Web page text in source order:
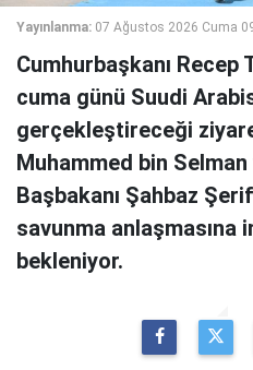
Yayınlanma: 07 Ağustos 2026 Cuma
Cumhurbaşkanı Recep
cuma günü Suudi
gerçekleştireceği
Muhammed bin
Başbakanı Şahbaz
savunma anlaşmasına
bekleniyor.